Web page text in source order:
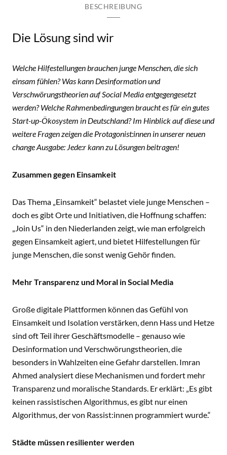
BESCHREIBUNG
Die Lösung sind wir
Welche Hilfestellungen brauchen junge Menschen, die sich
einsam fühlen? Was kann Desinformation und
Verschwörungstheorien auf Social Media entgegengesetzt
werden? Welche Rahmenbedingungen braucht es für ein gutes
Start-up-Ökosystem in Deutschland? Im Hinblick auf diese und
weitere Fragen zeigen die Protagonist:innen in unserer neuen
change Ausgabe: Jede:r kann zu Lösungen beitragen!
Zusammen gegen Einsamkeit
Das Thema „Einsamkeit“ belastet viele junge Menschen –
doch es gibt Orte und Initiativen, die Hoffnung schaffen:
„Join Us“ in den Niederlanden zeigt, wie man erfolgreich
gegen Einsamkeit agiert, und bietet Hilfestellungen für
junge Menschen, die sonst wenig Gehör finden.
Mehr Transparenz und Moral in Social Media
Große digitale Plattformen können das Gefühl von
Einsamkeit und Isolation verstärken, denn Hass und Hetze
sind oft Teil ihrer Geschäftsmodelle – genauso wie
Desinformation und Verschwörungstheorien, die
besonders in Wahlzeiten eine Gefahr darstellen. Imran
Ahmed analysiert diese Mechanismen und fordert mehr
Transparenz und moralische Standards. Er erklärt: „Es gibt
keinen rassistischen Algorithmus, es gibt nur einen
Algorithmus, der von Rassist:innen programmiert wurde.“
Städte müssen resilienter werden